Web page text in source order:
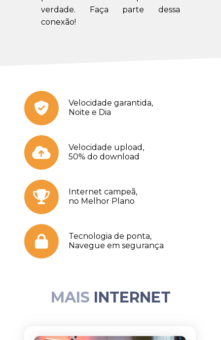
verdade. Faça parte dessa
conexão!
Velocidade garantida,
Noite e Dia
Velocidade upload,
50% do download
Internet campeã,
no Melhor Plano
Tecnologia de ponta,
Navegue em segurança
MAIS INTERNET